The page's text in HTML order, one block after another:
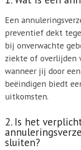
Een
preventief dekt
bij onverwachte
ziekte of overlijden
wanneer jij door
beëindigen biedt
uitkomsten.
2. Is het
sluiten?